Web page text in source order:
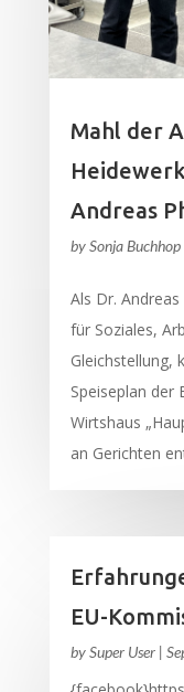
Mahl der
Andreas
bySonja Buchhop
Als Dr.
für Soziales,
Gleichstellung,
Speiseplan der
Wirtshaus
an Gerichten
EU-
bySuper User|